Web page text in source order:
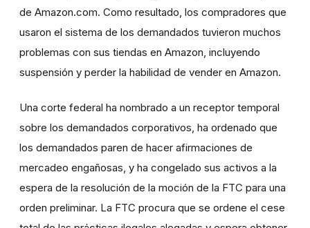
de Amazon.com. Como resultado, los compradores que
usaron el sistema de los demandados tuvieron muchos
problemas con sus tiendas en Amazon, incluyendo
suspensión y perder la habilidad de vender en Amazon.
Una corte federal ha nombrado a un receptor temporal
sobre los demandados corporativos, ha ordenado que
los demandados paren de hacer afirmaciones de
mercadeo engañosas, y ha congelado sus activos a la
espera de la resolución de la moción de la FTC para una
orden preliminar. La FTC procura que se ordene el cese